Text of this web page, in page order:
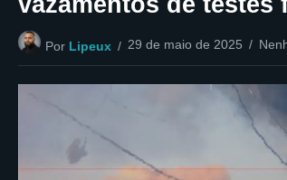
Por Lipeux 29 de maio de 2025